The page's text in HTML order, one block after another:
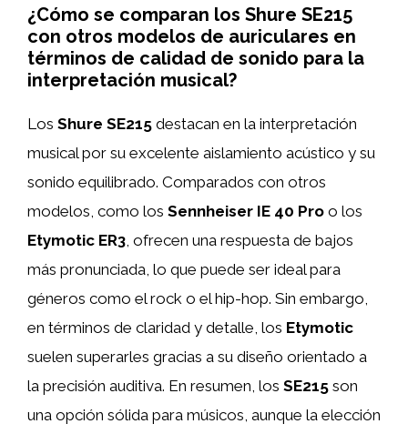
¿Cómo se comparan los Shure SE215
con otros modelos de auriculares en
términos de calidad de sonido para la
interpretación musical?
Los Shure SE215 destacan en la interpretación
musical por su excelente aislamiento acústico y su
sonido equilibrado. Comparados con otros
modelos, como los Sennheiser IE 40 Pro o los
Etymotic ER3, ofrecen una respuesta de bajos
más pronunciada, lo que puede ser ideal para
géneros como el rock o el hip-hop. Sin embargo,
en términos de claridad y detalle, los Etymotic
suelen superarles gracias a su diseño orientado a
la precisión auditiva. En resumen, los SE215 son
una opción sólida para músicos, aunque la elección